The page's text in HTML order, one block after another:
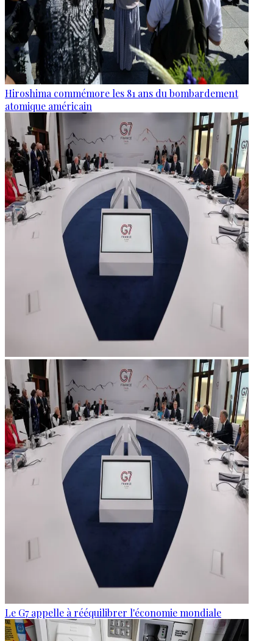
Hiroshima commémore les 81 ans du bombardement
atomique américain
Le G7 appelle à rééquilibrer l'économie mondiale